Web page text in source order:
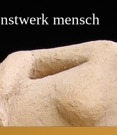
mensch